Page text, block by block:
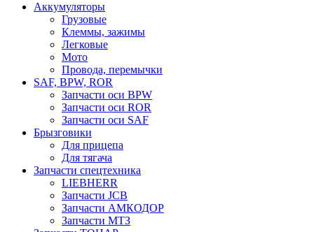
Аккумуляторы
Грузовые
Клеммы, зажимы
Легковые
Мото
Провода, перемычки
SAF, BPW, ROR
Запчасти оси BPW
Запчасти оси ROR
Запчасти оси SAF
Брызговики
Для прицепа
Для тягача
Запчасти спецтехника
LIEBHERR
Запчасти JCB
Запчасти АМКОДОР
Запчасти МТЗ